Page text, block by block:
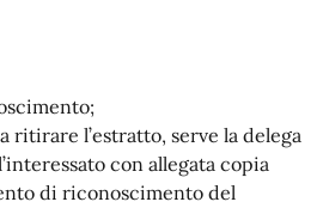
ritirare l’estratto, serve la delega
con allegata copia
di riconoscimento del